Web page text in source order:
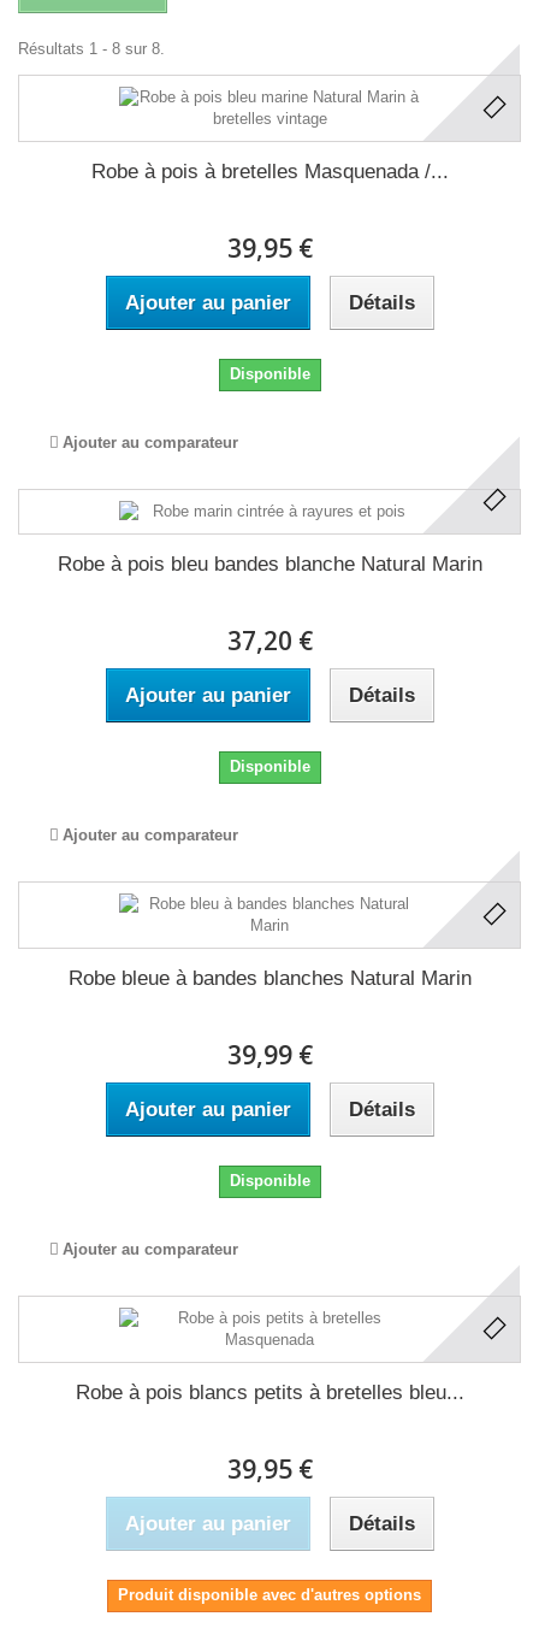
Résultats 1 - 8 sur 8.
Robe à pois à bretelles Masquenada /...
39,95 €
Ajouter au panier Détails
Disponible
Ajouter au comparateur
Robe à pois bleu bandes blanche Natural Marin
37,20 €
Ajouter au panier Détails
Disponible
Ajouter au comparateur
Robe bleue à bandes blanches Natural Marin
39,99 €
Ajouter au panier Détails
Disponible
Ajouter au comparateur
Robe à pois blancs petits à bretelles bleu...
39,95 €
Ajouter au panier Détails
Produit disponible avec d'autres options